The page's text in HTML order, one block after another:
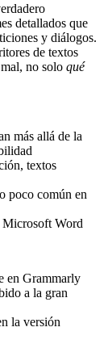
detallados que
y diálogos.
de textos
no solo qué
más allá de la
textos
poco común en
Word
en Grammarly
a la gran
la versión